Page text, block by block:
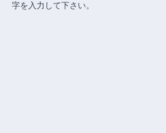
字を入力して下さい。